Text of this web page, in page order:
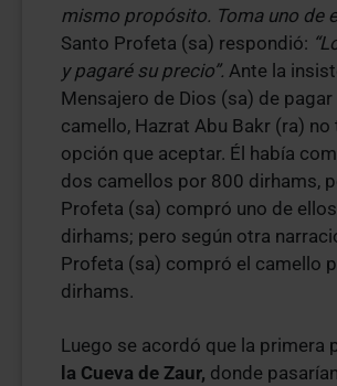
mismo propósito. Toma uno de
Santo Profeta (sa) respondió:
y pagaré su precio”. Ante la
Mensajero de Dios (sa) de pagar
camello, Hazrat Abu Bakr (ra) no
opción que aceptar. Él había
dos camellos por 800 dirhams,
Profeta (sa) compró uno de
dirhams; pero según otra
Profeta (sa) compró el camello
dirhams.
Luego se acordó que la primera
la Cueva de Zaur, donde